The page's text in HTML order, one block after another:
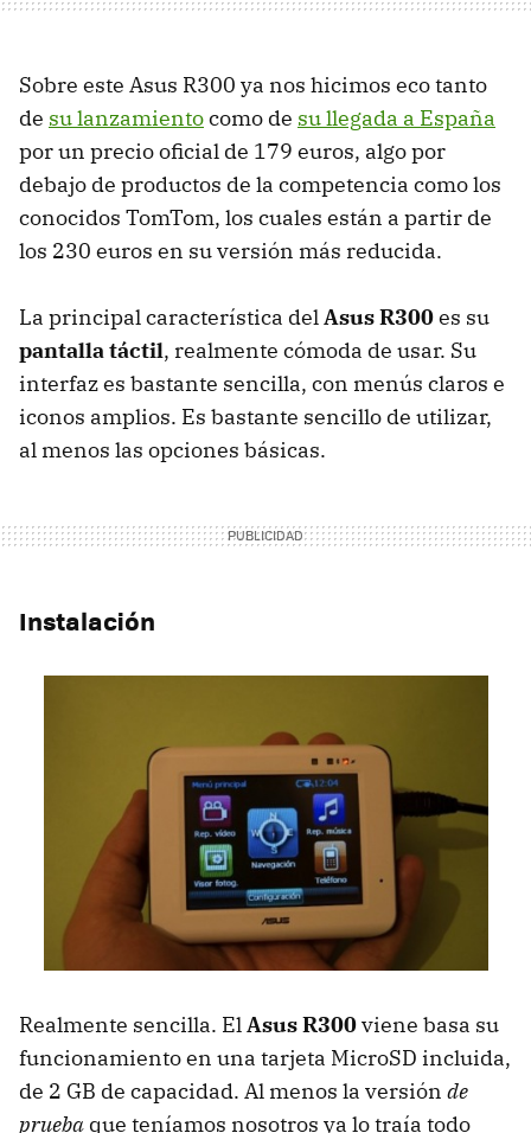
Sobre este Asus R300 ya nos hicimos eco tanto
de su lanzamientocomo de su llegada a España
por un precio oficial de 179 euros, algo por
debajo de productos de la competencia como los
conocidos TomTom, los cuales están a partir de
los 230 euros en su versión más reducida.
La principal característica delAsus R300es su
pantalla táctil, realmente cómoda de usar. Su
interfaz es bastante sencilla, con menús claros e
iconos amplios. Es bastante sencillo de utilizar,
al menos las opciones básicas.
Instalación
Realmente sencilla. ElAsus R300viene basa su
funcionamiento en una tarjeta MicroSD incluida,
de 2 GB de capacidad. Al menos la versión de
prueba que teníamos nosotros ya lo traía todo